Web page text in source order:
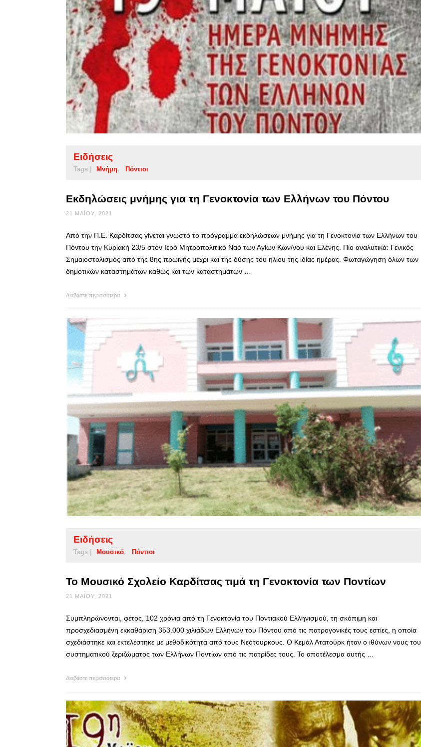
Ειδήσεις
Tags | Μνήμη Πόντιοι
Εκδηλώσεις μνήμης για τη Γενοκτονία των Ελλήνων του Πόντου
21 ΜΑΪ́ΟΥ, 2021
Από την Π.Ε. Καρδίτσας γίνεται γνωστό το πρόγραμμα εκδηλώσεων μνήμης για τη Γενοκτονία των Ελλήνων του
Πόντου την Κυριακή 23/5 στον Ιερό Μητροπολιτικό Ναό των Αγίων Κων/νου και Ελένης. Πιο αναλυτικά: Γενικός
Σημαιοστολισμός από της 8ης πρωινής μέχρι και της δύσης του ηλίου της ιδίας ημέρας. Φωταγώγηση όλων των
δημοτικών καταστημάτων καθώς και των καταστημάτων …
Διαβάστε περισσότερα
Ειδήσεις
Tags | Μουσικό Πόντιοι
Το Μουσικό Σχολείο Καρδίτσας τιμά τη Γενοκτονία των Ποντίων
21 ΜΑΪ́ΟΥ, 2021
Συμπληρώνονται, φέτος, 102 χρόνια από τη Γενοκτονία του Ποντιακού Ελληνισμού, τη σκόπιμη και
προσχεδιασμένη εκκαθάριση 353.000 χιλιάδων Ελλήνων του Πόντου από τις πατρογονικές τους εστίες, η οποία
σχεδιάστηκε και εκτελέστηκε με μεθοδικότητα από τους Νεότουρκους. Ο Κεμάλ Ατατούρκ ήταν ο ιθύνων νους του
συστηματικού ξεριζώματος των Ελλήνων Ποντίων από τις πατρίδες τους. Το αποτέλεσμα αυτής …
Διαβάστε περισσότερα